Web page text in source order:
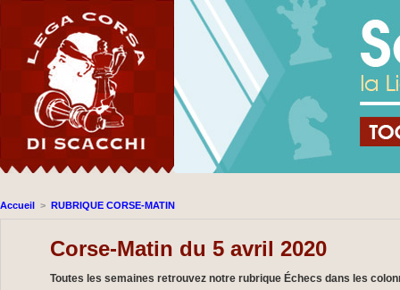
Accueil > RUBRIQUE CORSE-MATIN
Corse-Matin du 5 avril 2020
Toutes les semaines retrouvez notre rubrique Échecs dans les